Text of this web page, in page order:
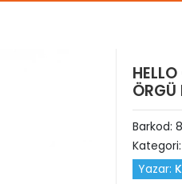
Barkod:
Kategori:
Yazar: